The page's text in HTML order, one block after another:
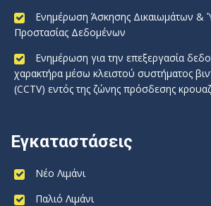
Ενημέρωση Άσκησης Δικαιωμάτων &
Προστασίας Δεδομένων
Ενημέρωση για την επεξεργασία
χαρακτήρα μέσω κλειστού συστήματος
(CCTV) εντός της ζώνης πρόσδεσης
Εγκαταστάσεις
Νέο Λιμάνι
Παλιό Λιμάνι